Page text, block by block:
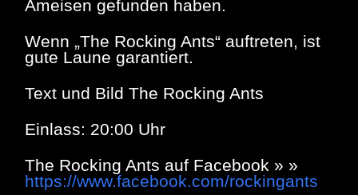
Ameisen gefunden haben.
Wenn „The Rocking Ants“ auftreten, ist
gute Laune garantiert.
Text und Bild The Rocking Ants
Einlass: 20:00 Uhr
The Rocking Ants auf Facebook » »
https://www.facebook.com/rockingants